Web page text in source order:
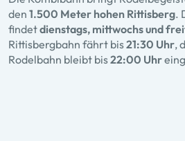
den 1.500 Meter hohen Rittisberg.
findetdienstags, mittwochs und
Rittisbergbahn fährt bis21:30 Uhr,
Rodelbahn bleibt bis22:00 Uhr